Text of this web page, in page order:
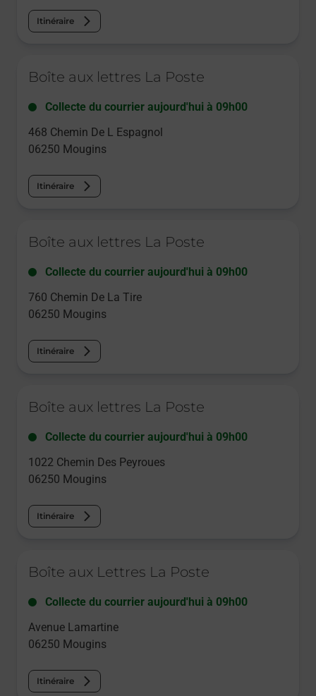
Itinéraire
Boîte aux lettres La Poste
Collecte du courrier aujourd'hui à 09h00
468 Chemin De L Espagnol
06250 Mougins
Itinéraire
Boîte aux lettres La Poste
Collecte du courrier aujourd'hui à 09h00
760 Chemin De La Tire
06250 Mougins
Itinéraire
Boîte aux lettres La Poste
Collecte du courrier aujourd'hui à 09h00
1022 Chemin Des Peyroues
06250 Mougins
Itinéraire
Boîte aux Lettres La Poste
Collecte du courrier aujourd'hui à 09h00
Avenue Lamartine
06250 Mougins
Itinéraire